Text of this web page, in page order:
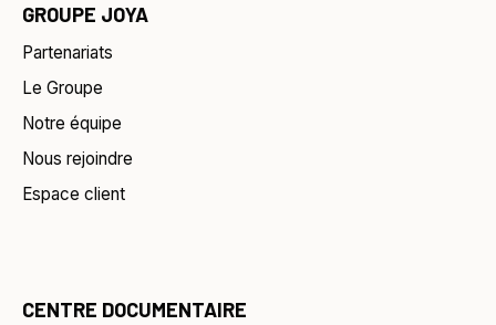
GROUPE JOYA
Partenariats
Le Groupe
Notre équipe
Nous rejoindre
Espace client
CENTRE DOCUMENTAIRE